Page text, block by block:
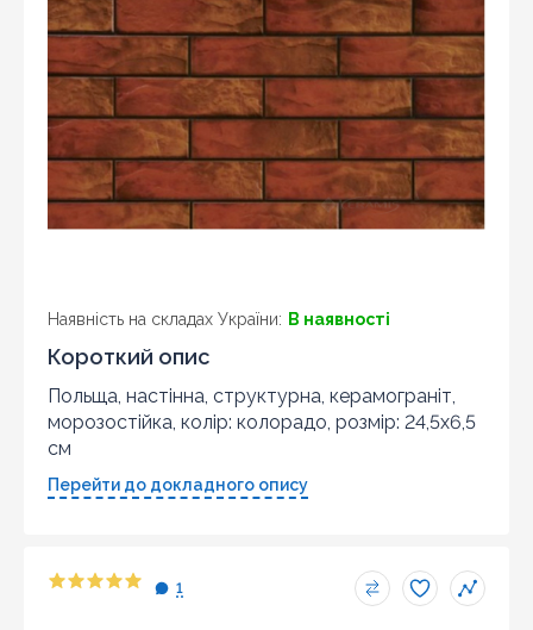
Наявність на складах України: В наявності
Короткий опис
Польща, настінна, структурна, керамограніт,
морозостійка, колір: колорадо, розмір: 24,5x6,5
см
Перейти до докладного опису
1